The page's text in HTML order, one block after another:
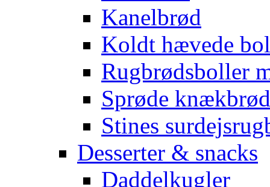
Kanelbrød
Koldt hævede
Rugbrødsboller
Sprøde knækbrød
Stines
Desserter & snacks
Daddelkugler